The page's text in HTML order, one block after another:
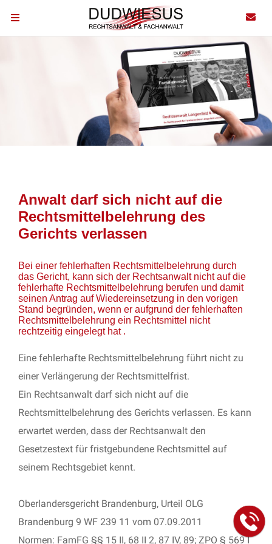
Anwalt darf sich nicht auf die
Rechtsmittelbelehrung des
Gerichts verlassen
Bei einer fehlerhaften Rechtsmittelbelehrung durch
das Gericht, kann sich der Rechtsanwalt nicht auf die
fehlerhafte Rechtsmittelbelehrung berufen und damit
seinen Antrag auf Wiedereinsetzung in den vorigen
Stand begründen, wenn er aufgrund der fehlerhaften
Rechtsmittelbelehrung ein Rechtsmittel nicht
rechtzeitig eingelegt hat .
Eine fehlerhafte Rechtsmittelbelehrung führt nicht zu
einer Verlängerung der Rechtsmittelfrist.
Ein Rechtsanwalt darf sich nicht auf die
Rechtsmittelbelehrung des Gerichts verlassen. Es kann
erwartet werden, dass der Rechtsanwalt den
Gesetzestext für fristgebundene Rechtsmittel auf
seinem Rechtsgebiet kennt.
Oberlandersgericht Brandenburg, Urteil OLG
Brandenburg 9 WF 239 11 vom 07.09.2011
Normen: FamFG §§ 15 II, 68 II 2, 87 IV, 89; ZPO § 569 I